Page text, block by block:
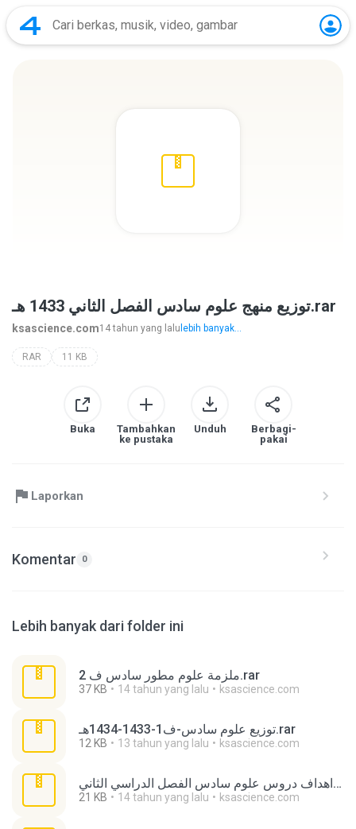
توزيع منهج علوم سادس الفصل الثاني 1433 هـ.rar
ksascience.com14 tahun yang lalu lebih banyak...
RAR 11 KB
Buka
Tambahkan
ke pustaka
Unduh
Berbagi-
pakai
Laporkan
Komentar 0
Lebih banyak dari folder ini
ملزمة علوم مطور سادس ف 2.rar
37 KB 14 tahun yang lalu ksascience.com
توزيع علوم سادس-ف1-1433-1434هـ.rar
12 KB 13 tahun yang lalu ksascience.com
اهداف دروس علوم سادس الفصل الدراسي الثاني.rar
21 KB 14 tahun yang lalu ksascience.com